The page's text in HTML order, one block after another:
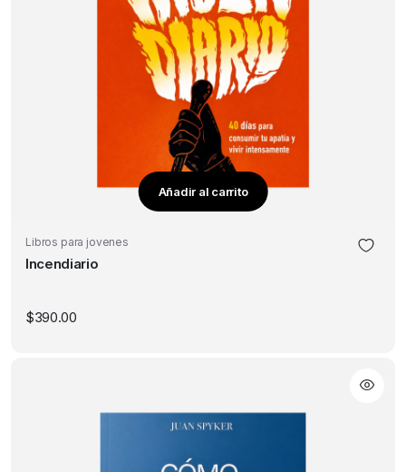
Añadir al carrito
Libros para jovenes
Incendiario
$390.00